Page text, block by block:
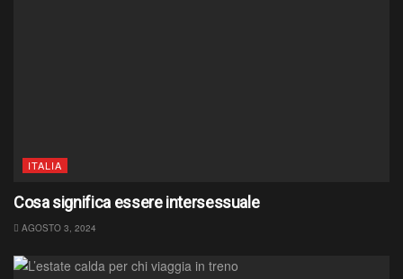
ITALIA
Cosa significa essere intersessuale
AGOSTO 3, 2024